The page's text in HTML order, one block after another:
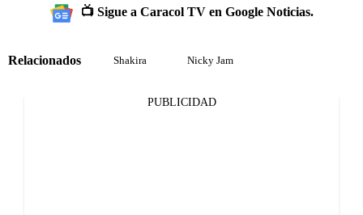
📺 Sigue a Caracol TV en Google Noticias.
Relacionados Shakira Nicky Jam
PUBLICIDAD